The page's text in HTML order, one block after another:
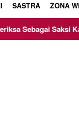
SASTRA ZONA
Korupsi Bibit